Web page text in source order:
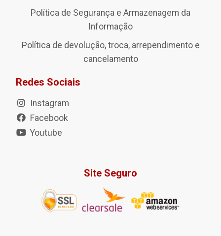
Política de Segurança e Armazenagem da
Informação
Política de devolução, troca, arrependimento e
cancelamento
Redes Sociais
Instagram
Facebook
Youtube
Site Seguro